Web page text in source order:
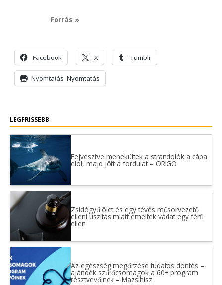
Forrás »
Facebook X Tumblr
Nyomtatás Nyomtatás
LEGFRISSEBB
Fejvesztve menekültek a strandolók a cápa
elöl, majd jött a fordulat – ORIGO
Zsidógyűlölet és egy tévés műsorvezető
elleni uszítás miatt emeltek vádat egy férfi
ellen
Az egészség megőrzése tudatos döntés –
ajándék szűrőcsomagok a 60+ program
résztvevőinek – Mazsihisz